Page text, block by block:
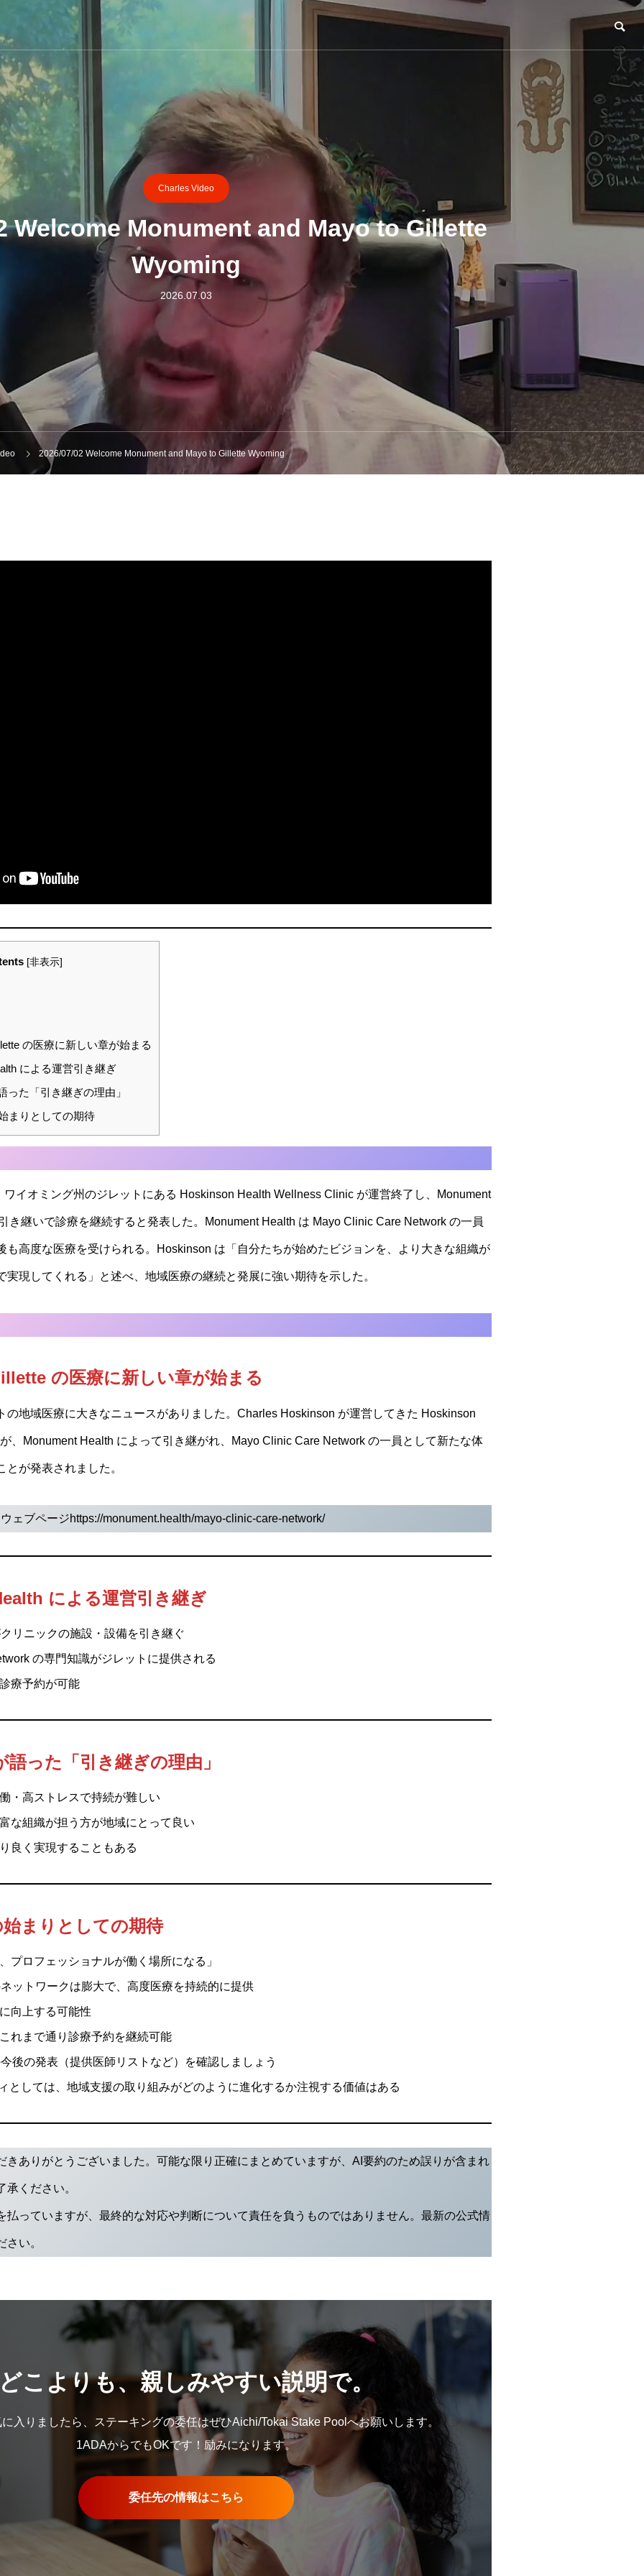
Charles Video
Welcome Monument and Mayo to Gillette
Wyoming
2026.07.03
2026/07/02 Welcome Monument and Mayo to Gillette Wyoming
[非表示]
の医療に新しい章が始まる
による運営引き継ぎ
た「引き継ぎの理由」
まりとしての期待
イオミング州のジレットにある Hoskinson Health Wellness Clinic が運営終了し、Monument
き継いで診療を継続すると発表した。Monument Health は Mayo Clinic Care Network の一員
も高度な医療を受けられる。Hoskinson は「自分たちが始めたビジョンを、より大きな組織が
実現してくれる」と述べ、地域医療の継続と発展に強い期待を示した。
の医療に新しい章が始まる
の地域医療に大きなニュースがありました。Charles Hoskinson が運営してきた Hoskinson
、Monument Health によって引き継がれ、Mayo Clinic Care Network の一員として新たな体
が発表されました。
ェブページhttps://monument.health/mayo-clinic-care-network/
による運営引き継ぎ
リニックの施設・設備を引き継ぐ
の専門知識がジレットに提供される
療予約が可能
った「引き継ぎの理由」
・高ストレスで持続が難しい
な組織が担う方が地域にとって良い
良く実現することもある
まりとしての期待
プロフェッショナルが働く場所になる」
ットワークは膨大で、高度医療を持続的に提供
向上する可能性
れまで通り診療予約を継続可能
後の発表（提供医師リストなど）を確認しましょう
としては、地域支援の取り組みがどのように進化するか注視する価値はある
ありがとうございました。可能な限り正確にまとめていますが、AI要約のため誤りが含まれ
ください。
っていますが、最終的な対応や判断について責任を負うものではありません。最新の公式情
い。
こよりも、親しみやすい説明で。
入りましたら、ステーキングの委任はぜひAichi/Tokai Stake Poolへお願いします。
1ADAからでもOKです！励みになります。
委任先の情報はこちら